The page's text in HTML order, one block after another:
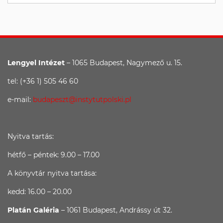
Lengyel Intézet – 1065 Budapest, Nagymező u. 15.
tel: (+36 1) 505 46 60
e-mail: budapeszt@instytutpolski.pl
Nyitva tartás:
hétfő – péntek: 9.00 – 17.00
A könyvtár nyitva tartása:
kedd: 16.00 – 20.00
Platán Galéria – 1061 Budapest, Andrássy út 32.